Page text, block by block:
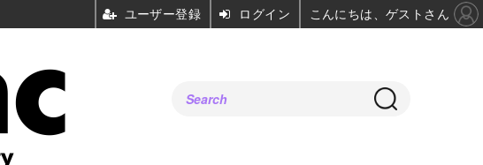
ユーザー登録 ログイン こんにちは、ゲストさん